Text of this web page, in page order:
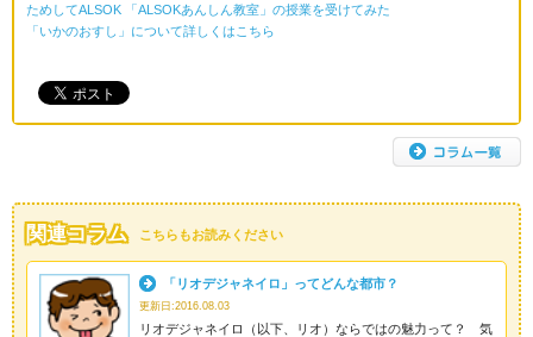
ためしてALSOK 「ALSOKあんしん教室」の授業を受けてみた
「いかのおすし」について詳しくはこちら
関連コラム こちらもお読みください
「リオデジャネイロ」ってどんな都市？
更新日:2016.08.03
リオデジャネイロ（以下、リオ）ならではの魅力って？ 気